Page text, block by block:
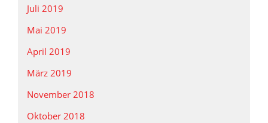
Juli 2019
Mai 2019
April 2019
März 2019
November 2018
Oktober 2018